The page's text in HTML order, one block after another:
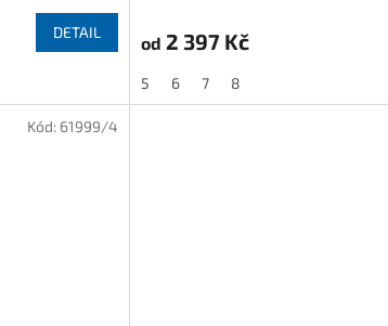
DETAIL
od 2 397 Kč
5 6 7 8
Kód: 61999/4